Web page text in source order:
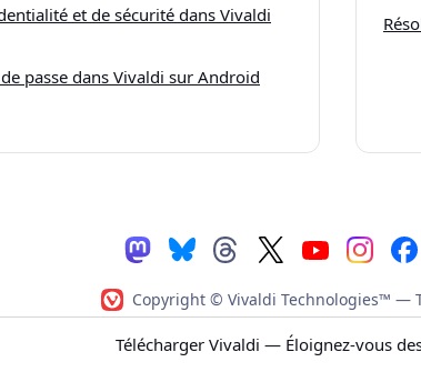
et de sécurité dans Vivaldi
passe dans Vivaldi sur Android
Copyright © Vivaldi Technologies™ —
Code de conduite
Télécharger Vivaldi — Éloignez-vous